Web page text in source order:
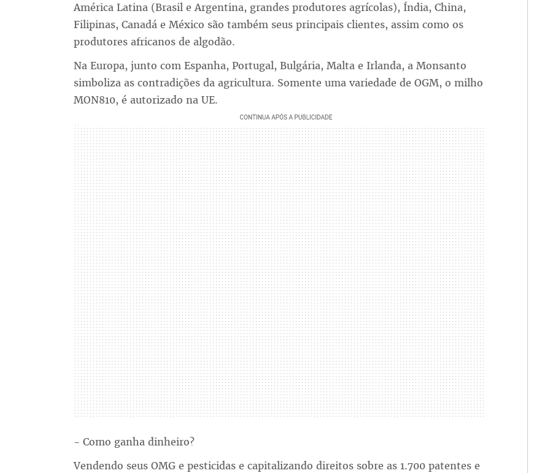
América Latina (Brasil e Argentina, grandes produtores agrícolas), Índia, China,
Filipinas, Canadá e México são também seus principais clientes, assim como os
produtores africanos de algodão.
Na Europa, junto com Espanha, Portugal, Bulgária, Malta e Irlanda, a Monsanto
simboliza as contradições da agricultura. Somente uma variedade de OGM, o milho
MON810, é autorizado na UE.
- Como ganha dinheiro?
Vendendo seus OMG e pesticidas e capitalizando direitos sobre as 1.700 patentes e